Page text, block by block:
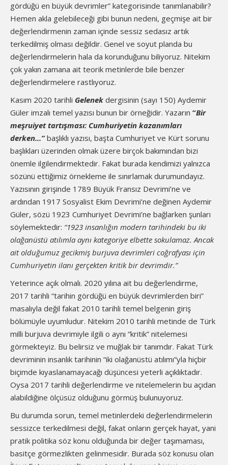
gördüğü en büyük devrimler” kategorisinde tanımlanabilir?
Hemen akla gelebileceği gibi bunun nedeni, geçmişe ait bir
değerlendirmenin zaman içinde sessiz sedasız artık
terkedilmiş olması değildir. Genel ve soyut planda bu
değerlendirmelerin hala da korunduğunu biliyoruz. Nitekim
çok yakın zamana ait teorik metinlerde bile benzer
değerlendirmelere rastlıyoruz.
Kasım 2020 tarihli Gelenek dergisinin (sayı 150) Aydemir
Güler imzalı temel yazısı bunun bir örneğidir. Yazarın “Bir
meşruiyet tartışması: Cumhuriyetin kazanımları
derken...”başlıklı yazısı, başta Cumhuriyet ve Kürt sorunu
başlıkları üzerinden olmak üzere birçok bakımından bizi
önemle ilgilendirmektedir. Fakat burada kendimizi yalnızca
sözünü ettiğimiz örnekleme ile sınırlamak durumundayız.
Yazısının girişinde 1789 Büyük Fransız Devrimi’ne ve
ardından 1917 Sosyalist Ekim Devrimi’ne değinen Aydemir
Güler, sözü 1923 Cumhuriyet Devrimi’ne bağlarken şunları
söylemektedir: “1923 insanlığın modern tarihindeki bu iki
olağanüstü atılımla aynı kategoriye elbette sokulamaz. Ancak
ait olduğumuz gecikmiş burjuva devrimleri coğrafyası için
Cumhuriyetin ilanı gerçekten kritik bir devrimdir.”
Yeterince açık olmalı. 2020 yılına ait bu değerlendirme,
2017 tarihli “tarihin gördüğü en büyük devrimlerden biri”
masalıyla değil fakat 2010 tarihli temel belgenin giriş
bölümüyle uyumludur. Nitekim 2010 tarihli metinde de Türk
milli burjuva devrimiyle ilgili o aynı “kritik” nitelemesi
görmekteyiz. Bu belirsiz ve muğlak bir tanımdır. Fakat Türk
devriminin insanlık tarihinin “iki olağanüstü atılımı”yla hiçbir
biçimde kıyaslanamayacağı düşüncesi yeterli açıklıktadır.
Oysa 2017 tarihli değerlendirme ve nitelemelerin bu açıdan
alabildiğine ölçüsüz olduğunu görmüş bulunuyoruz.
Bu durumda sorun, temel metinlerdeki değerlendirmelerin
sessizce terkedilmesi değil, fakat onların gerçek hayat, yani
pratik politika söz konu olduğunda bir değer taşımaması,
basitçe görmezlikten gelinmesidir. Burada söz konusu olan